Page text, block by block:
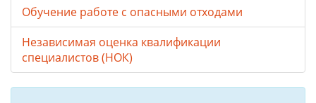
Обучение работе с опасными отходами
Независимая оценка квалификации
специалистов (НОК)